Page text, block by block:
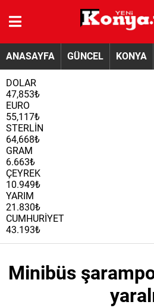
ANASAYFA GÜNCEL KONYA
DOLAR
47,853₺
EURO
55,117₺
STERLİN
64,668₺
GRAM
6.663₺
ÇEYREK
10.949₺
YARIM
21.830₺
CUMHURİYET
43.193₺
Minibüs